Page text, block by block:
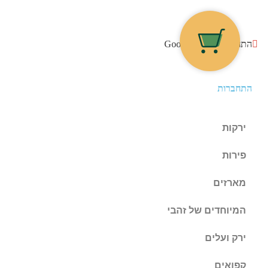
התחברו עם גוגל Google
התחברות
ירקות
פירות
מארזים
המיוחדים של זהבי
ירק ועלים
קפואים